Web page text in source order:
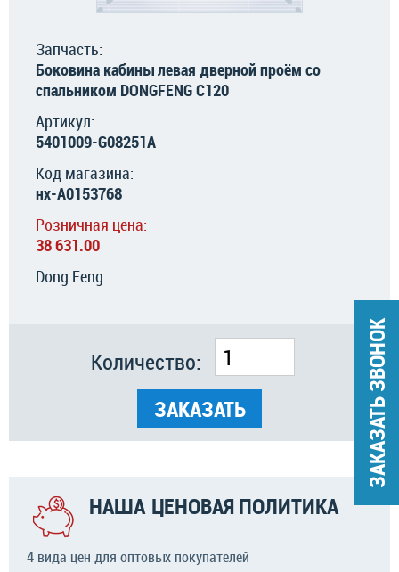
Запчасть:
Боковина кабины левая дверной проём со
спальником DONGFENG C120
Артикул:
5401009-G08251A
Код магазина:
нх-А0153768
Розничная цена:
38 631.00
Dong Feng
Количество:
ЗАКАЗАТЬ
НАША ЦЕНОВАЯ ПОЛИТИКА
4 вида цен для оптовых покупателей
ЗАКАЗАТЬ ЗВОНОК